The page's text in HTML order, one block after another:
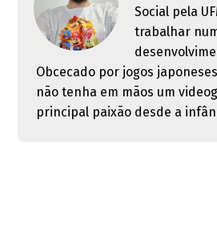
Social pela
trabalhar
Obcecado por jogos
não tenha em mãos um
principal paixão desde a